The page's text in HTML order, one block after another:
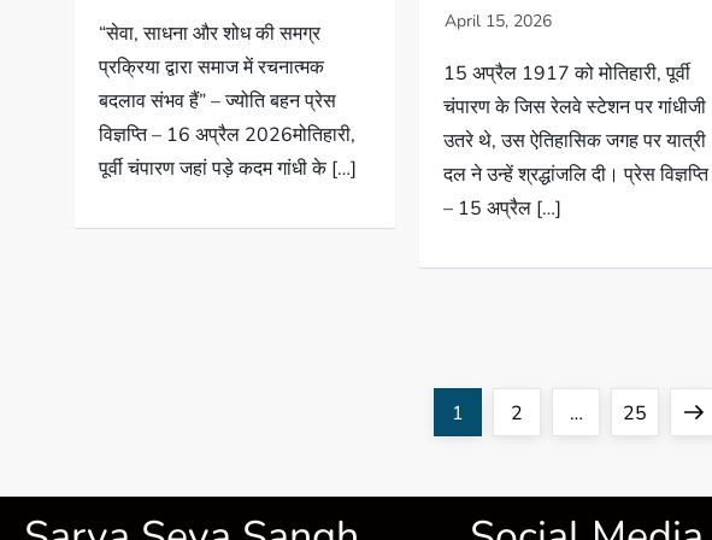
“सेवा, साधना और शोध की समग्र
प्रक्रिया द्वारा समाज में रचनात्मक
बदलाव संभव हैं” – ज्योति बहन प्रेस
विज्ञप्ति – 16 अप्रैल 2026मोतिहारी,
पूर्वी चंपारण जहां पड़े कदम गांधी के […]
15 अप्रैल 1917 को मोतिहारी, पूर्वी
चंपारण के जिस रेलवे स्टेशन पर गांधीजी
उतरे थे, उस ऐतिहासिक जगह पर यात्री
दल ने उन्हें श्रद्धांजलि दी। प्रेस विज्ञप्ति
– 15 अप्रैल […]
1 2 … 25